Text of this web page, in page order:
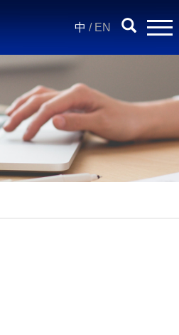
中 / EN